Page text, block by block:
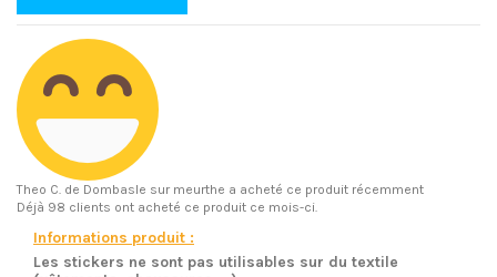
Theo C. de Dombasle sur meurthe a acheté ce produit récemment
Déjà 98 clients ont acheté ce produit ce mois-ci.
Informations produit :
Les stickers ne sont pas utilisables sur du textile